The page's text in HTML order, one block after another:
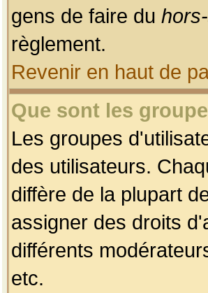
gens de faire du
règlement.
Revenir en haut de
Que sont les
Les groupes
des utilisateurs.
diffère de la plupart
assigner des droits
différents
etc.